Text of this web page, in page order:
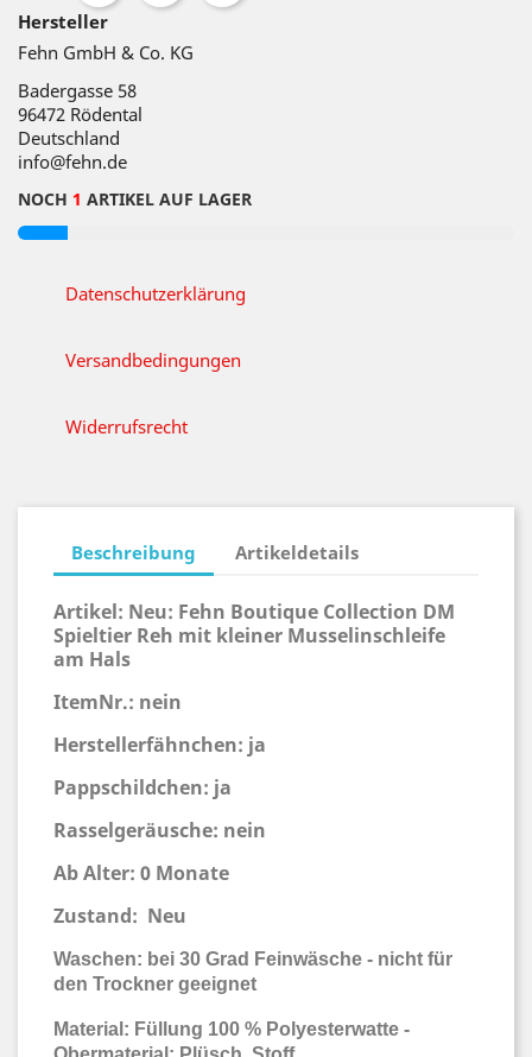
Hersteller
Fehn GmbH & Co. KG
Badergasse 58
96472 Rödental
Deutschland
info@fehn.de
NOCH 1 ARTIKEL AUF LAGER
Datenschutzerklärung
Versandbedingungen
Widerrufsrecht
Beschreibung Artikeldetails
Artikel: Neu: Fehn Boutique Collection DM
Spieltier Reh mit kleiner Musselinschleife
am Hals
ItemNr.: nein
Herstellerfähnchen: ja
Pappschildchen: ja
Rasselgeräusche: nein
Ab Alter: 0 Monate
Zustand: Neu
Waschen: bei 30 Grad Feinwäsche - nicht für
den Trockner geeignet
Material: Füllung 100 % Polyesterwatte -